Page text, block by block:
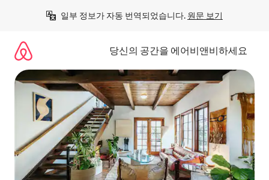
일부 정보가 자동 번역되었습니다. 원문 보기
당신의 공간을 에어비앤비하세요